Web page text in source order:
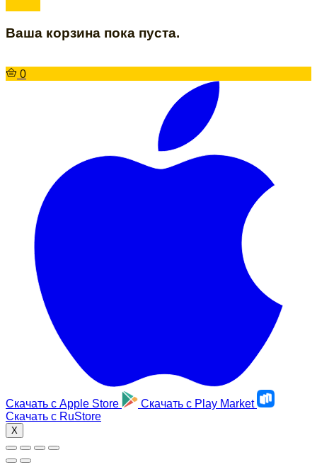
Ваша корзина пока пуста.
0
Скачать с Apple Store Скачать с Play Market
Скачать с RuStore
X